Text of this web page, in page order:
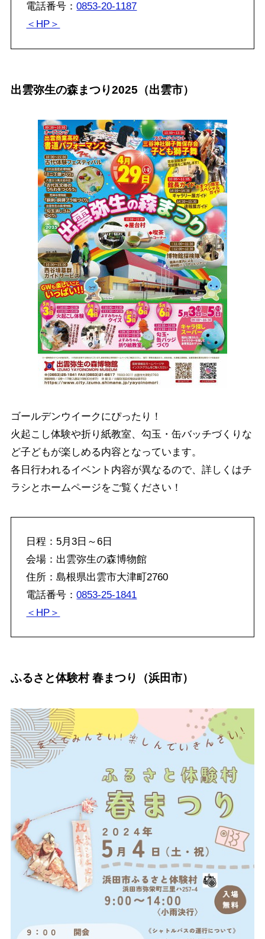
電話番号：0853-20-1187
＜HP＞
出雲弥生の森まつり2025（出雲市）
ゴールデンウイークにぴったり！
火起こし体験や折り紙教室、勾玉・缶バッチづくりな
ど子どもが楽しめる内容となっています。
各日行われるイベント内容が異なるので、詳しくはチ
ラシとホームページをご覧ください！
日程：5月3日～6日
会場：出雲弥生の森博物館
住所：島根県出雲市大津町2760
電話番号：0853-25-1841
＜HP＞
ふるさと体験村 春まつり（浜田市）